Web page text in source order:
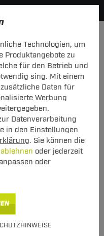
Technologien, um
Produktangebote zu
für den Betrieb und
sing. Mit einem
Daten für
Werbung
Datenverarbeitung
in den Einstellungen
. Sie können die
ablehnen oder jederzeit
oder
H3
von Auto Hak:
T24sHU012-5
Alle passenden Modelle